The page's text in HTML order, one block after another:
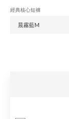
經典核心短褲